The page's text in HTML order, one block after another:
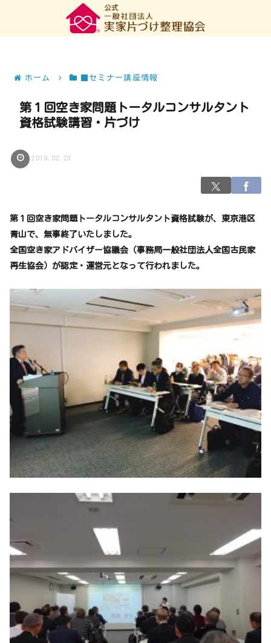
ホーム ■セミナー講座情報
第１回空き家問題トータルコンサルタント
資格試験講習・片づけ
2019.02.23
第１回空き家問題トータルコンサルタント資格試験が、東京港区
青山で、無事終了いたしました。
全国空き家アドバイザー協議会（事務局一般社団法人全国古民家
再生協会）が認定・運営元となって行われました。